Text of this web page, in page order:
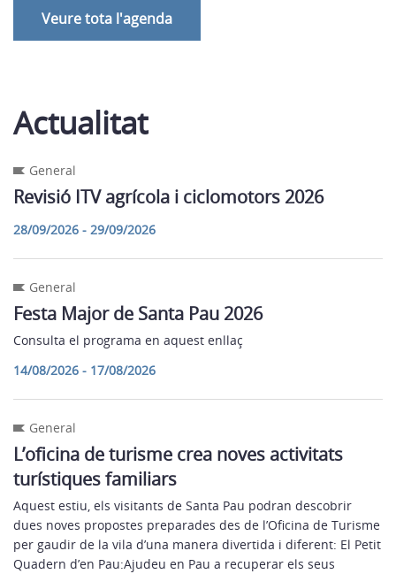
Veure tota l'agenda
Actualitat
General
Revisió ITV agrícola i ciclomotors 2026
28/09/2026 - 29/09/2026
General
Festa Major de Santa Pau 2026
Consulta el programa en aquest enllaç
14/08/2026 - 17/08/2026
General
L’oficina de turisme crea noves activitats
turístiques familiars
Aquest estiu, els visitants de Santa Pau podran descobrir
dues noves propostes preparades des de l’Oficina de Turisme
per gaudir de la vila d’una manera divertida i diferent: El Petit
Quadern d’en Pau:Ajudeu en Pau a recuperar els seus